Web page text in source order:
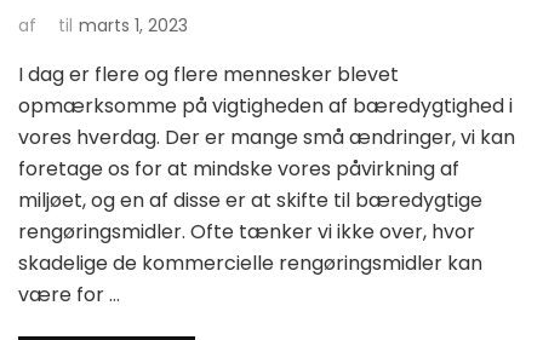
af til marts 1, 2023
I dag er flere og flere mennesker blevet
opmærksomme på vigtigheden af bæredygtighed i
vores hverdag. Der er mange små ændringer, vi kan
foretage os for at mindske vores påvirkning af
miljøet, og en af disse er at skifte til bæredygtige
rengøringsmidler. Ofte tænker vi ikke over, hvor
skadelige de kommercielle rengøringsmidler kan
være for …